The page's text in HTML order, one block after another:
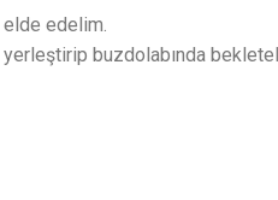
edelim.
buzdolabında